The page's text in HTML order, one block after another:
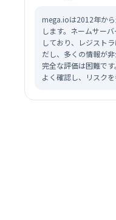
mega.ioは2012年か
します。ネームサー
しており、レジスト
だし、多くの情報が
完全な評価は困難で
よく確認し、リスクを